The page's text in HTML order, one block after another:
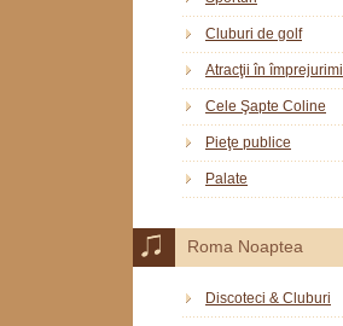
Cluburi de golf
Atracţii în împrejurimi
Cele Şapte Coline
Pieţe publice
Palate
Roma Noaptea
Discoteci & Cluburi